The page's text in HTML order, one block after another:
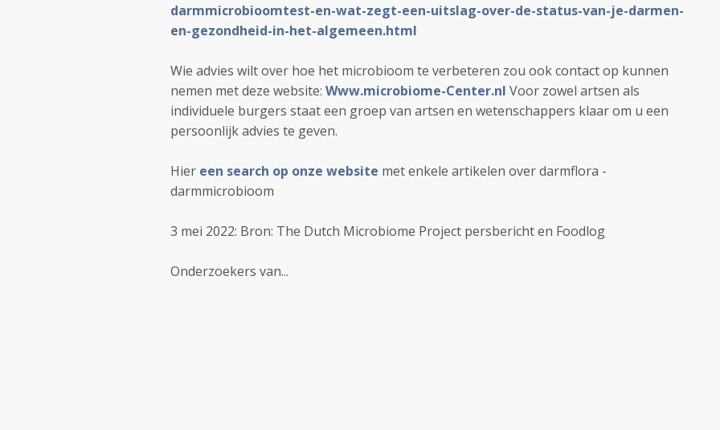
darmmicrobioomtest-en-wat-zegt-een-uitslag-over-de-status-van-je-darmen-
en-gezondheid-in-het-algemeen.html
Wie advies wilt over hoe het microbioom te verbeteren zou ook contact op kunnen
nemen met deze website: Www.microbiome-Center.nl Voor zowel artsen als
individuele burgers staat een groep van artsen en wetenschappers klaar om u een
persoonlijk advies te geven.
Hier een search op onze website met enkele artikelen over darmflora -
darmmicrobioom
3 mei 2022: Bron: The Dutch Microbiome Project persbericht en Foodlog
Onderzoekers van...